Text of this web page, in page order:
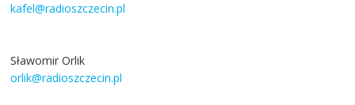
kafel@radioszczecin.pl
Sławomir Orlik
orlik@radioszczecin.pl